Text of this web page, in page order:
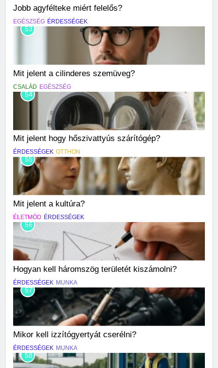
Jobb agyfélteke miért felelős?
EGÉSZSÉG ÉRDESSÉGEK
53
Mit jelent a cilinderes szemüveg?
CSALÁD EGÉSZSÉG
54
Mit jelent hogy hőszivattyús szárítógép?
ÉRDESSÉGEK OTTHON
55
Mit jelent a kultúra?
ÉLETMÓD ÉRDESSÉGEK
56
Hogyan kell háromszög területét kiszámolni?
ÉRDESSÉGEK MUNKA
57
Mikor kell izzítógyertyát cserélni?
ÉRDESSÉGEK MUNKA
58